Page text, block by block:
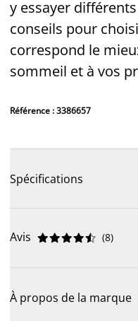
y essayer
conseils pour
correspond le
sommeil et à vos
Référence : 3386657
Spécifications
Avis 




 (8)
À propos de la marque